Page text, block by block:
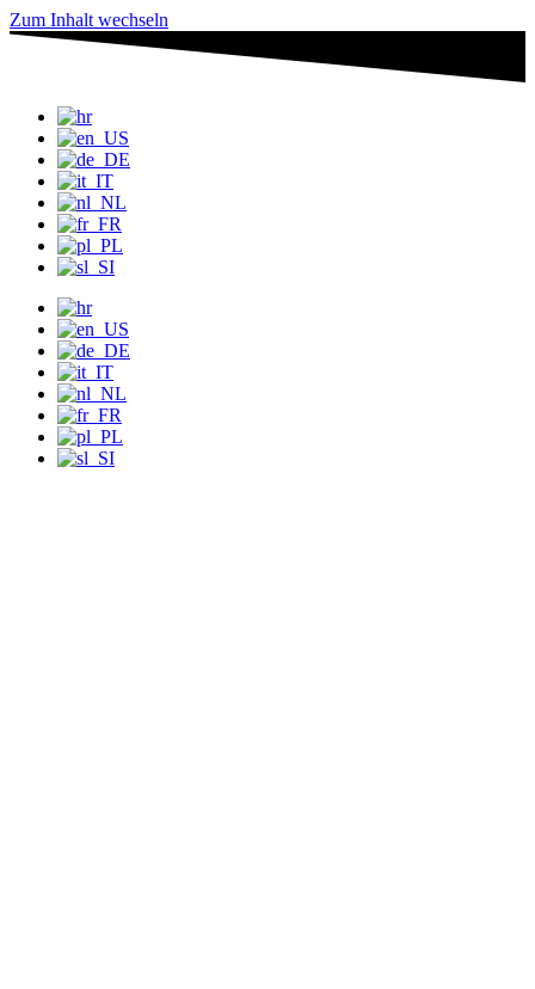
Zum Inhalt wechseln